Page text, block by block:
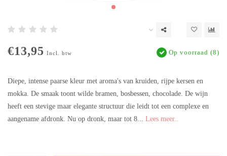
€13,95 Incl. btw Op voorraad (8)
Diepe, intense paarse kleur met aroma's van kruiden, rijpe kersen en
mokka. De smaak toont wilde bramen, bosbessen, chocolade. De wijn
heeft een stevige maar elegante structuur die leidt tot een complexe en
aangename afdronk. Nu op dronk, maar tot 8... Lees meer..